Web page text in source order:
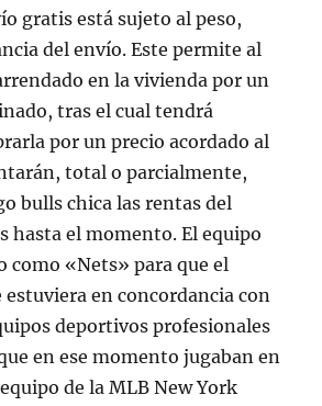
gratis está sujeto al peso,
del envío. Este permite al
en la vivienda por un
tras el cual tendrá
por un precio acordado al
total o parcialmente,
bulls chica las rentas del
hasta el momento. El equipo
como «Nets» para que el
estuviera en concordancia con
deportivos profesionales
en ese momento jugaban en
de la MLB New York